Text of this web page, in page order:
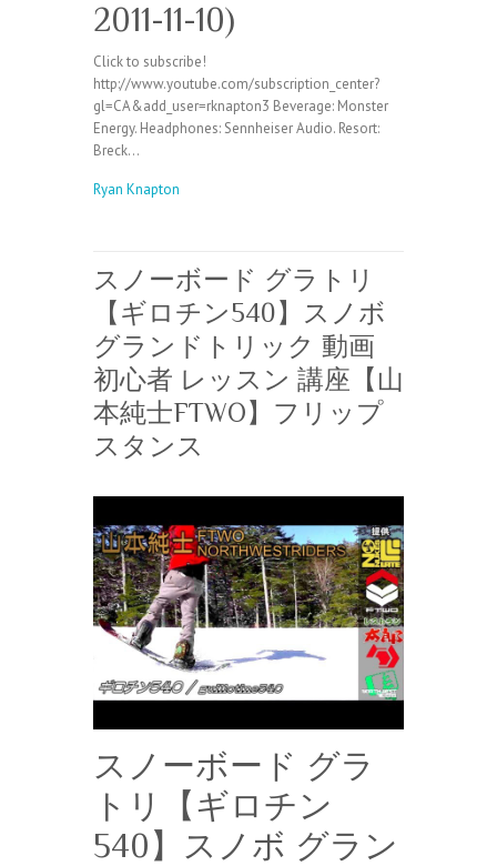
2011-11-10)
Click to subscribe!
http://www.youtube.com/subscription_center?
gl=CA&add_user=rknapton3 Beverage: Monster
Energy. Headphones: Sennheiser Audio. Resort:
Breck…
Ryan Knapton
スノーボード グラトリ
【ギロチン540】スノボ
グランドトリック 動画
初心者 レッスン 講座【山
本純士FTWO】フリップ
スタンス
スノーボード グラ
トリ【ギロチン
540】スノボ グラン